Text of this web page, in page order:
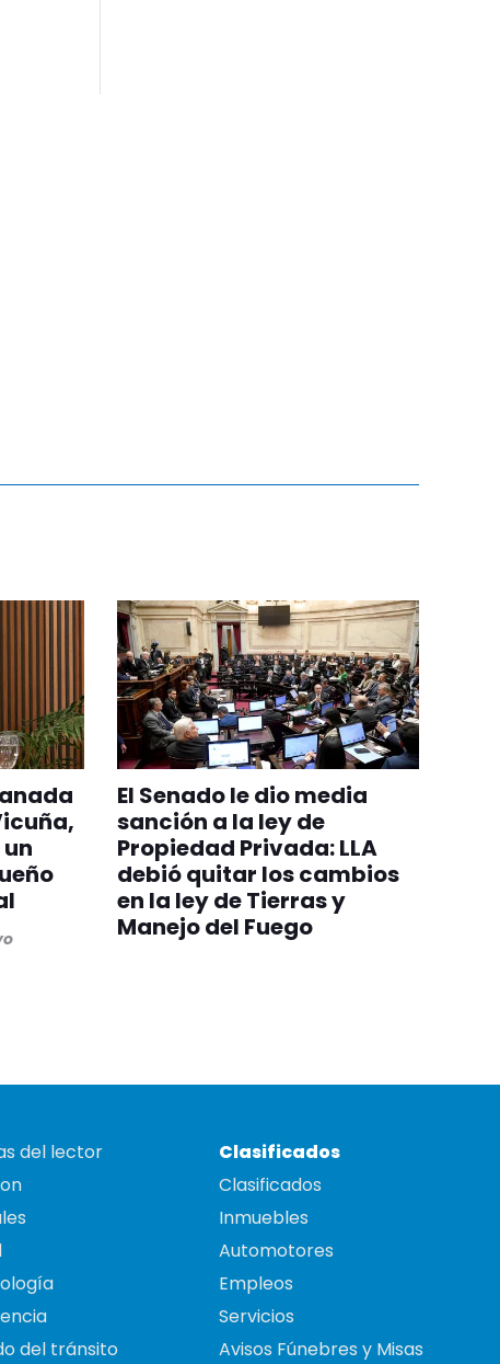
El Senado le dio media
sanción a la ley de
Propiedad Privada: LLA
debió quitar los cambios
en la ley de Tierras y
Manejo del Fuego
del lector
del tránsito
Clasificados
Clasificados
Inmuebles
Automotores
Empleos
Servicios
Avisos Fúnebres y Misas